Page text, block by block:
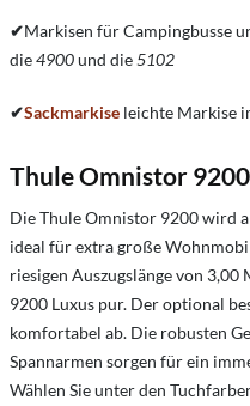
✔Markisen für Campingbusse
die4900und die5102
✔Sackmarkise leichte Markise
Thule Omnistor
Die Thule Omnistor 9200 wird
ideal für extra große
riesigen Auszugslänge von
9200 Luxus pur. Der optional
komfortabel ab. Die robusten
Spannarmen sorgen für ein
Wählen Sie unter den